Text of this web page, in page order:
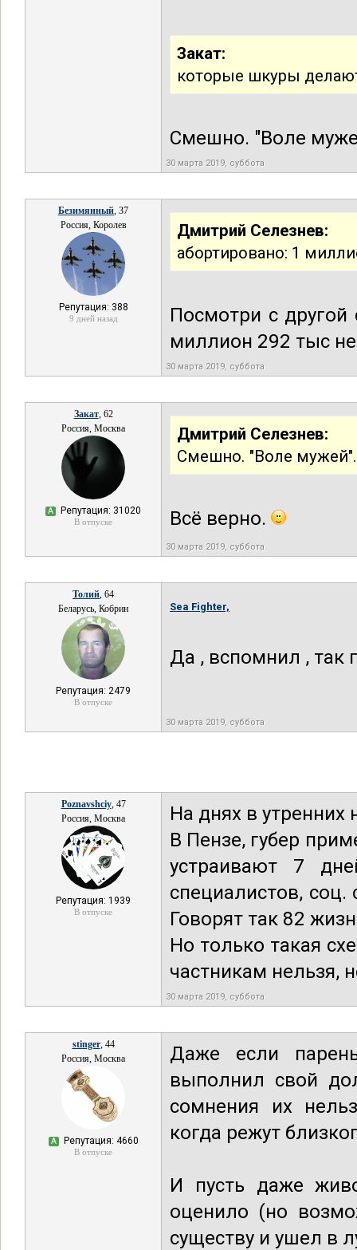
Закат:
которые шкуры
Смешно. "Воле
30 марта 2019, суббота
Безимянный, 37
Россия, Королев
Репутация: 388
9 дней назад
Дмитрий Селезнев:
абортировано: 1
Посмотри с
миллион 292 тыс
30 марта 2019, суббота
Закат, 62
Россия, Москва
А Репутация: 31020
В отпуске
Дмитрий Селезнев:
Смешно. "Воле
Всё верно.
30 марта 2019, суббота
Толий, 64
Беларусь, Кобрин
Репутация: 2479
В отпуске
Sea Fighter,
Да , вспомнил , так
30 марта 2019, суббота
Poznavshciy, 47
Россия, Москва
Репутация: 1939
В отпуске
На днях в
В Пензе, губер
устраивают 7
специалистов,
Говорят так 82
Но только такая
частникам нельзя,
30 марта 2019, суббота
stinger, 44
Россия, Москва
А Репутация: 4660
В отпуске
Даже если
выполнил свой
сомнения их
когда режут
И пусть даже
оценило (но
существу и ушел в